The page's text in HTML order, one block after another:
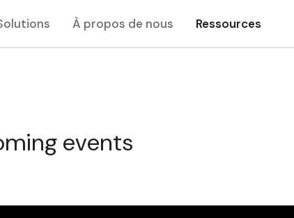
À propos de nous Ressources
events